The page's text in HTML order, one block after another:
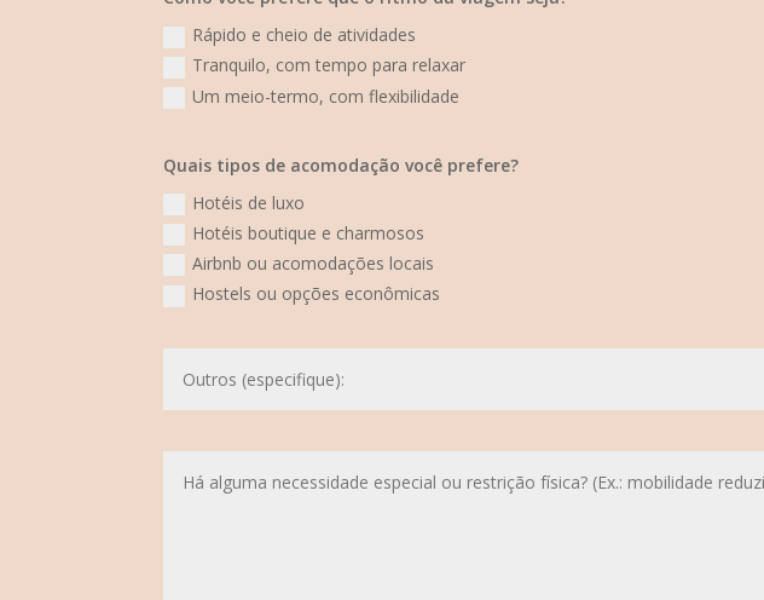
Rápido e cheio de atividades
Tranquilo, com tempo para relaxar
Um meio-termo, com flexibilidade
Quais tipos de acomodação você prefere?
Hotéis de luxo
Hotéis boutique e charmosos
Airbnb ou acomodações locais
Hostels ou opções econômicas